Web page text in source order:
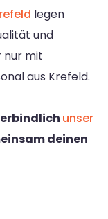
legen
und
nur mit
aus Krefeld.
unser
deinen